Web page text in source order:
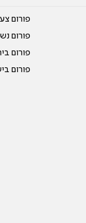
פורום
פורום
פורום
פורום